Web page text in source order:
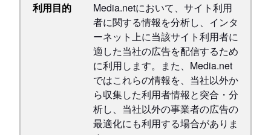
利用目的
Media.netにおいて、サイト利用
者に関する情報を分析し、インタ
ーネット上に当該サイト利用者に
適した当社の広告を配信するため
に利用します。また、Media.net
ではこれらの情報を、当社以外か
ら収集した利用者情報と突合・分
析し、当社以外の事業者の広告の
最適化にも利用する場合がありま